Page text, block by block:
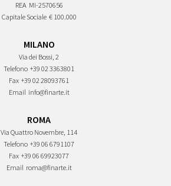
REA MI-2570656
Capitale Sociale € 100.000
MILANO
Via dei Bossi, 2
Telefono +39 02 3363801
Fax +39 02 28093761
Email info@finarte.it
ROMA
Via Quattro Novembre, 114
Telefono +39 06 6791107
Fax +39 06 69923077
Email roma@finarte.it